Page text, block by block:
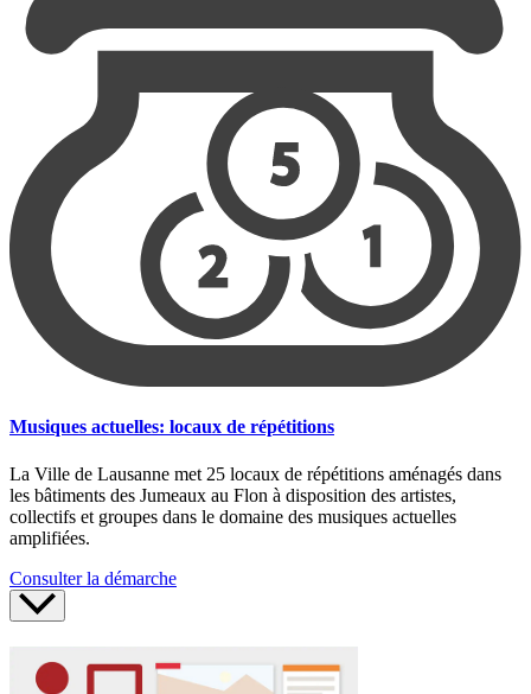
Musiques actuelles: locaux de répétitions
La Ville de Lausanne met 25 locaux de répétitions aménagés dans
les bâtiments des Jumeaux au Flon à disposition des artistes,
collectifs et groupes dans le domaine des musiques actuelles
amplifiées.
Consulter la démarche